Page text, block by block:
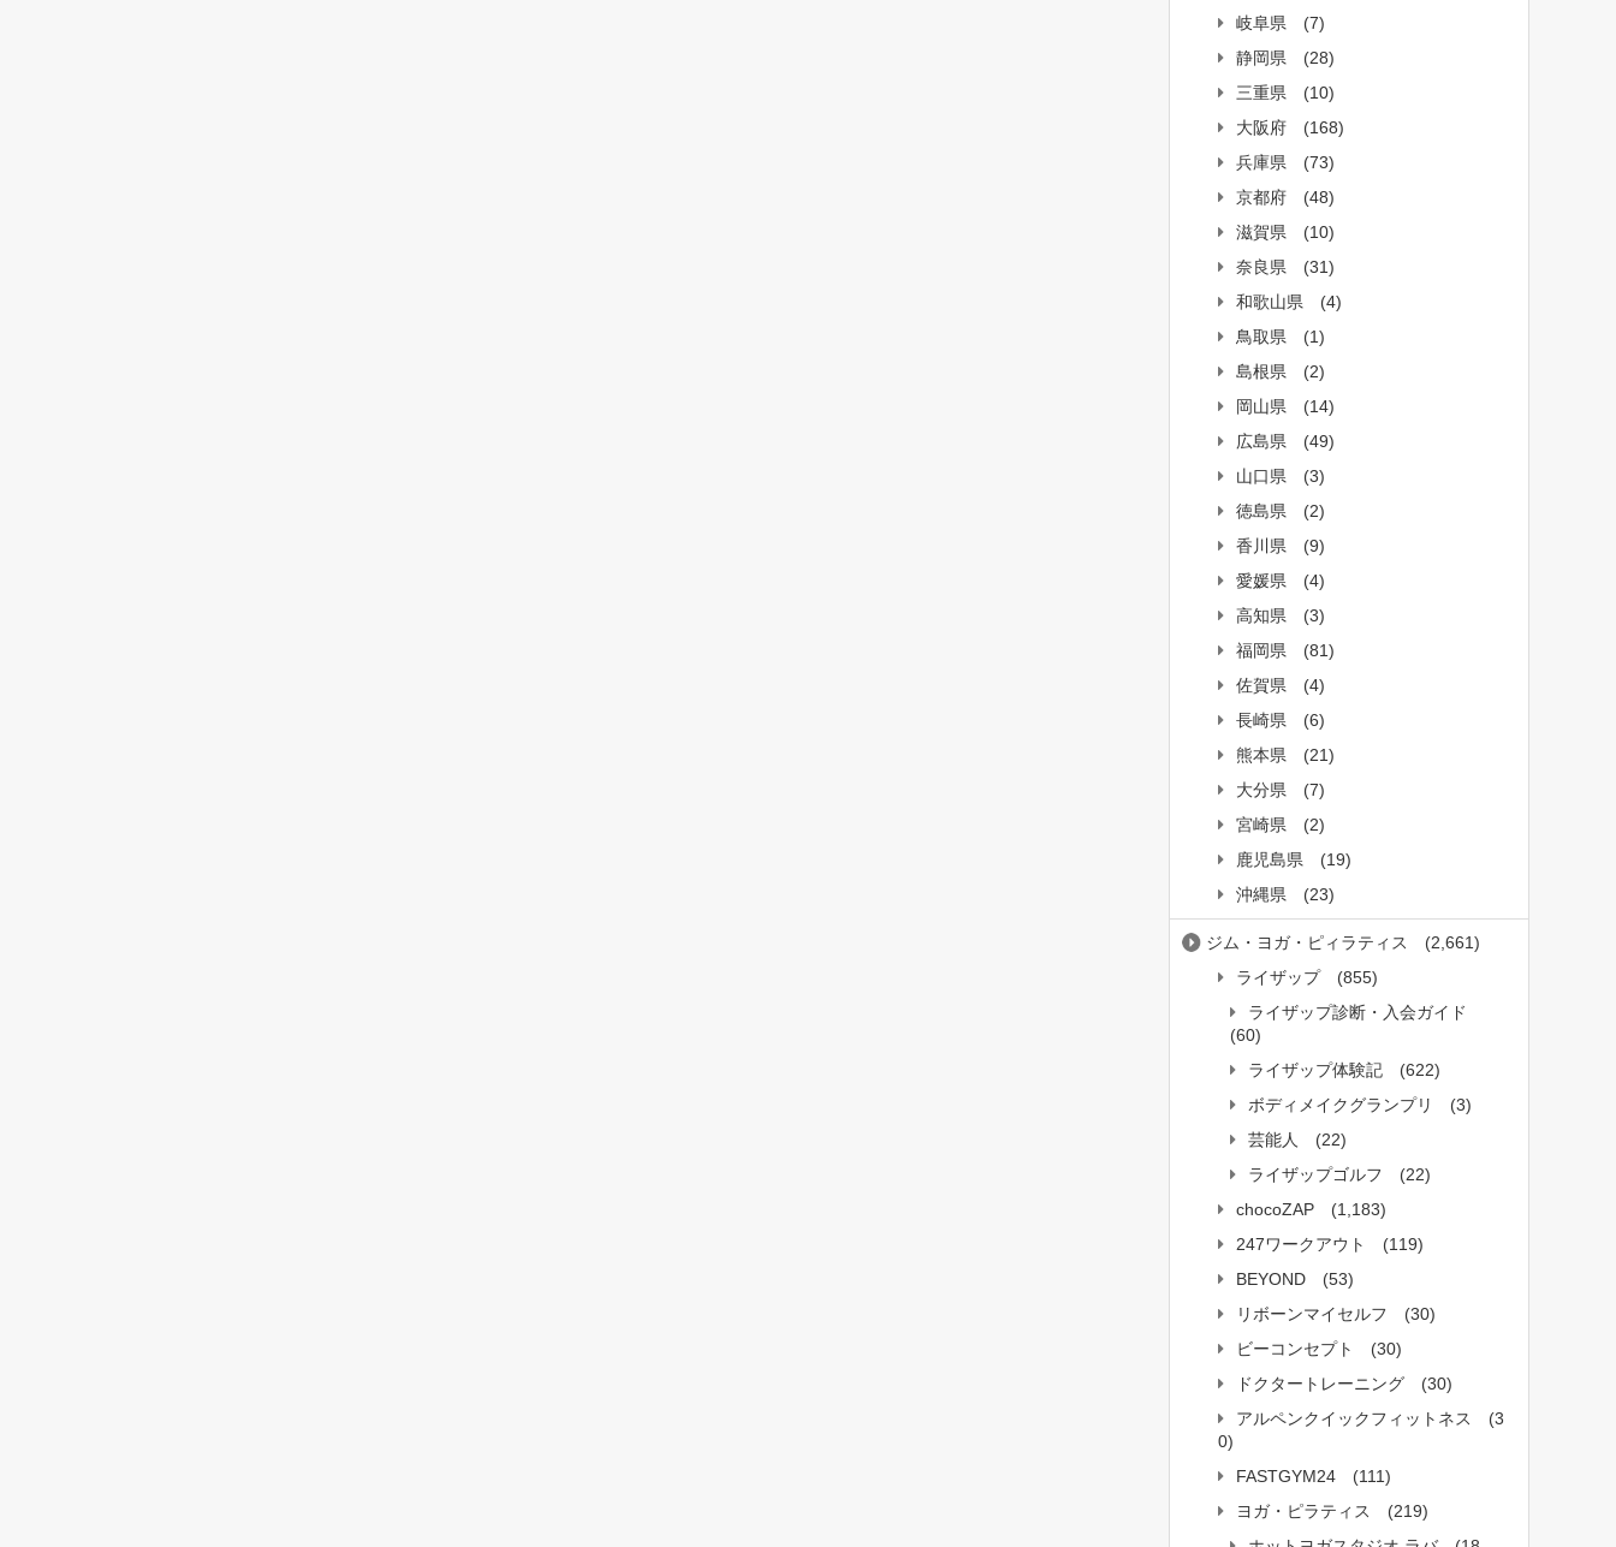
岐阜県
(7)
静岡県
(28)
三重県
(10)
大阪府
(168)
兵庫県
(73)
京都府
(48)
滋賀県
(10)
奈良県
(31)
和歌山県
(4)
鳥取県
(1)
島根県
(2)
岡山県
(14)
広島県
(49)
山口県
(3)
徳島県
(2)
香川県
(9)
愛媛県
(4)
高知県
(3)
福岡県
(81)
佐賀県
(4)
長崎県
(6)
熊本県
(21)
大分県
(7)
宮崎県
(2)
鹿児島県
(19)
沖縄県
(23)
ジム・ヨガ・ピィラティス
(2,661)
ライザップ
(855)
ライザップ診断・入会ガイド
(60)
ライザップ体験記
(622)
ボディメイクグランプリ
(3)
芸能人
(22)
ライザップゴルフ
(22)
chocoZAP
(1,183)
247ワークアウト
(119)
BEYOND
(53)
リボーンマイセルフ
(30)
ビーコンセプト
(30)
ドクタートレーニング
(30)
アルペンクイックフィットネス
(3
0)
FASTGYM24
(111)
ヨガ・ピラティス
(219)